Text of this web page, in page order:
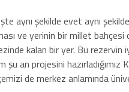
aynı şekilde evet aynı
ve yerinin bir millet
kalan bir yer. Bu
an projesini hazırladığımız
de merkez anlamında